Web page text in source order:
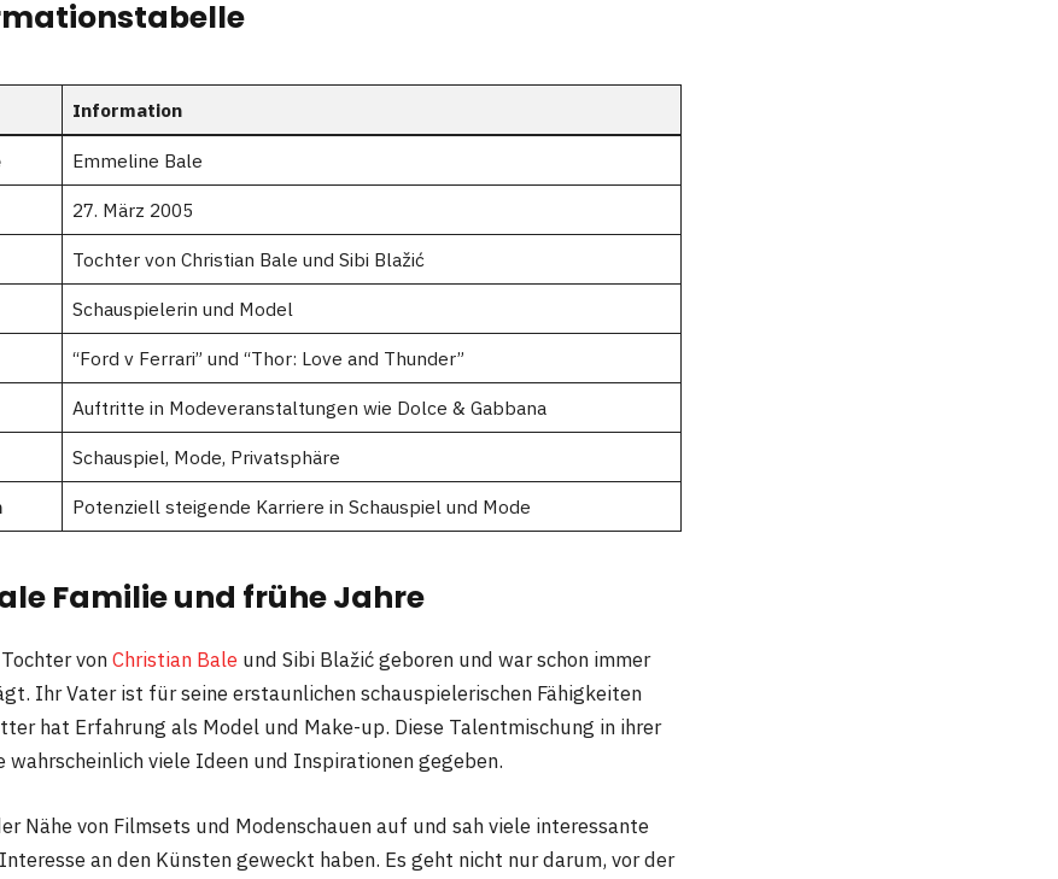
Information
Emmeline Bale
27. März 2005
Tochter von Christian Bale und Sibi Blažić
Schauspielerin und Model
“Ford v Ferrari” und “Thor: Love and Thunder”
Auftritte in Modeveranstaltungen wie Dolce & Gabbana
Schauspiel, Mode, Privatsphäre
Potenziell steigende Karriere in Schauspiel und Mode
Familie und frühe Jahre
vonChristian Bale und Sibi Blažić geboren und war schon immer
Ihr Vater ist für seine erstaunlichen schauspielerischen Fähigkeiten
hat Erfahrung als Model und Make-up. Diese Talentmischung in ihrer
wahrscheinlich viele Ideen und Inspirationen gegeben.
Nähe von Filmsets und Modenschauen auf und sah viele interessante
an den Künsten geweckt haben. Es geht nicht nur darum, vor der